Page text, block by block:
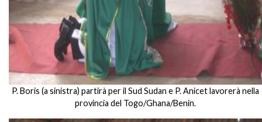
P. Boris (a sinistra) partirà per il Sud Sudan e P. Anicet lavorerà nella
provincia del Togo/Ghana/Benin.